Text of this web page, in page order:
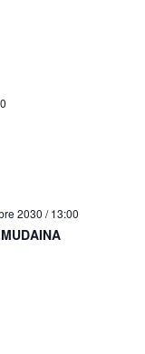
2030 / 13:00